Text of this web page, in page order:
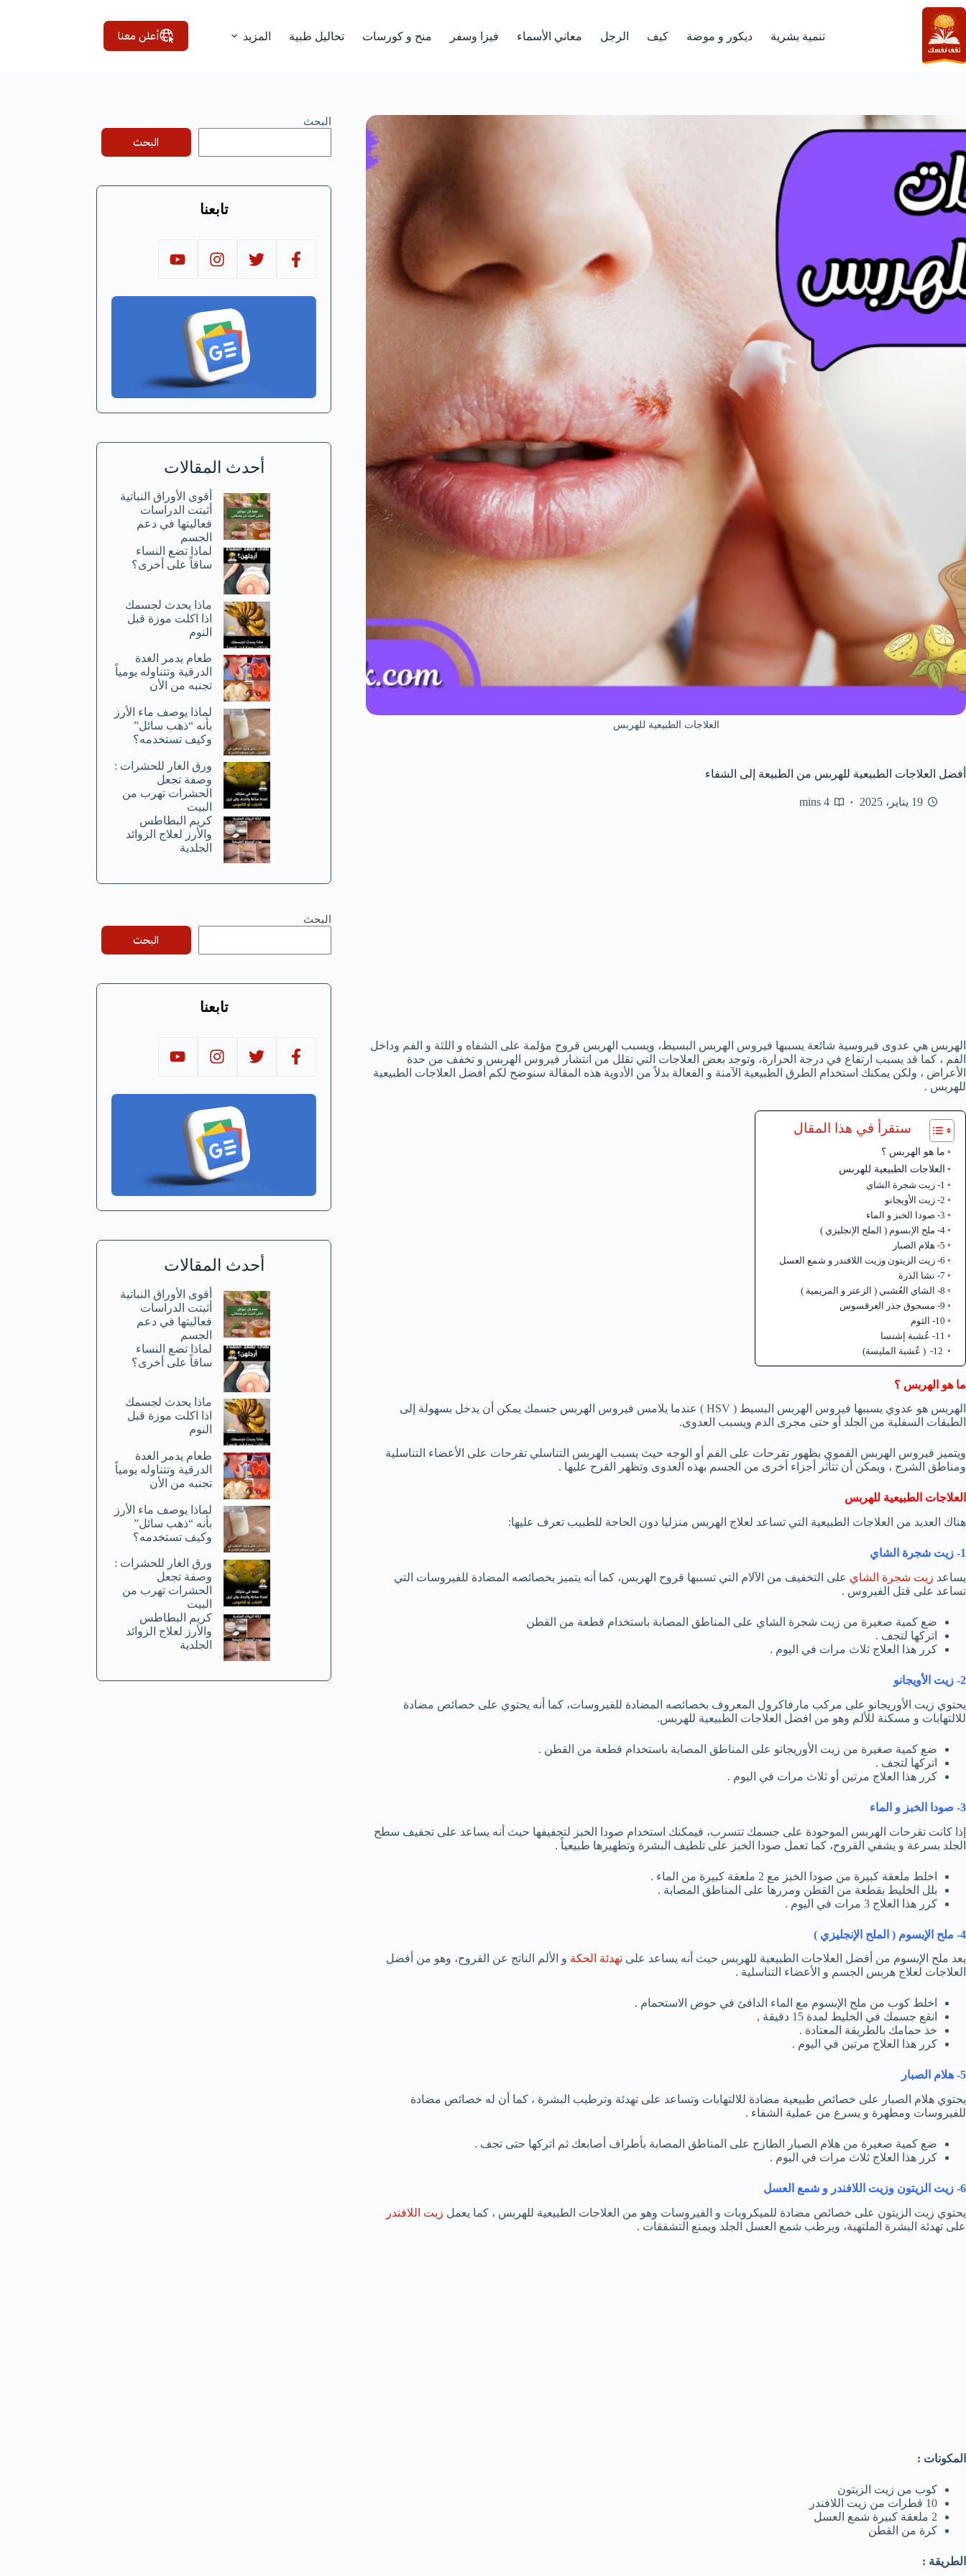
التجاوز
إلى
المحتوى
تنمية بشرية ديكور و موضة كيف الرجل معاني الأسماء فيزا وسفر منح و كورسات تحاليل طبية المزيد أعلن معنا
العلاجات الطبيعية للهربس
أفضل العلاجات الطبيعية للهربس من الطبيعة إلى الشفاء
19 يناير، 2025 4 mins
الهربس هي عدوى فيروسية شائعة يسببها فيروس الهربس البسيط، ويسبب الهربس قروح مؤلمة على الشفاه و اللثة و الفم وداخل
الفم ، كما قد يسبب ارتفاع في درجة الحرارة، وتوجد بعض العلاجات التي تقلل من انتشار فيروس الهربس و تخفف من حدة
الأعراض ، ولكن يمكنك استخدام الطرق الطبيعية الآمنة و الفعالة بدلاً من الأدوية هذه المقالة سنوضح لكم أفضل العلاجات الطبيعية
للهربس .
ستقرأ في هذا المقال
ما هو الهربس ؟
العلاجات الطبيعية للهربس
1- زيت شجرة الشاي
2- زيت الأويجانو
3- صودا الخبز و الماء
4- ملح الإبسوم ( الملح الإنجليزي )
5- هلام الصبار
6- زيت الزيتون وزيت اللافندر و شمع العسل
7- نشا الذرة
8- الشاي العُشبي ( الزعتر و المريمية )
9- مسحوق جذر العرقسوس
10- الثوم
11- عُشبة إشنسا
ما هو الهربس ؟
الهربس هو عدوي يسببها فيروس الهربس البسيط ( HSV ) عندما يلامس فيروس الهربس جسمك يمكن أن يدخل بسهولة إلى
الطبقات السفلية من الجلد أو حتى مجرى الدم ويسبب العدوى.
ويتميز فيروس الهربس الفموي بظهور تقرحات على الفم أو الوجه حيث يسبب الهربس التناسلي تقرحات على الأعضاء التناسلية
ومناطق الشرج ، ويمكن أن تتأثر أجزاء أخرى من الجسم بهذه العدوى وتظهر القرح عليها .
العلاجات الطبيعية للهربس
هناك العديد من العلاجات الطبيعية التي تساعد لعلاج الهربس منزليا دون الحاجة للطبيب تعرف عليها:
1- زيت شجرة الشاي
يساعد زيت شجرة الشاي على التخفيف من الآلام التي تسببها قروح الهربس، كما أنه يتميز بخصائصه المضادة للفيروسات التي
تساعد على قتل الفيروس .
ضع كمية صغيرة من زيت شجرة الشاي على المناطق المصابة باستخدام قطعة من القطن
اتركها لتجف .
كرر هذا العلاج ثلاث مرات في اليوم .
2- زيت الأويجانو
يحتوي زيت الأوريجانو على مركب مارفاكرول المعروف بخصائصه المضادة للفيروسات، كما أنه يحتوي على خصائص مضادة
للالتهابات و مسكنة للألم وهو من افضل العلاجات الطبيعية للهربس.
ضع كمية صغيرة من زيت الأوريجانو على المناطق المصابة باستخدام قطعة من القطن .
اتركها لتجف .
كرر هذا العلاج مرتين أو ثلاث مرات في اليوم .
3- صودا الخبز و الماء
إذا كانت تقرحات الهربس الموجودة على جسمك تتسرب، فيمكنك استخدام صودا الخبز لتجفيفها حيث أنه يساعد على تجفيف سطح
الجلد بسرعة و يشفي القروح، كما تعمل صودا الخبز على تلطيف البشرة وتطهيرها طبيعياً .
اخلط ملعقة كبيرة من صودا الخبز مع 2 ملعقة كبيرة من الماء .
بلل الخليط بقطعة من القطن ومررها على المناطق المصابة .
كرر هذا العلاج 3 مرات في اليوم .
4- ملح الإبسوم ( الملح الإنجليزي )
يعد ملح الإبسوم من أفضل العلاجات الطبيعية للهربس حيث أنه يساعد على تهدئة الحكة و الألم الناتج عن القروح، وهو من أفضل
العلاجات لعلاج هربس الجسم و الأعضاء التناسلية .
اخلط كوب من ملح الإبسوم مع الماء الدافئ في حوض الاستحمام .
انقع جسمك في الخليط لمدة 15 دقيقة ,
خذ حمامك بالطريقة المعتادة .
كرر هذا العلاج مرتين في اليوم .
5- هلام الصبار
يحتوي هلام الصبار على خصائص طبيعية مضادة للالتهابات وتساعد على تهدئة وترطيب البشرة ، كما أن له خصائص مضادة
للفيروسات ومطهرة و يسرع من عملية الشفاء .
ضع كمية صغيرة من هلام الصبار الطازج على المناطق المصابة بأطراف أصابعك ثم اتركها حتى تجف .
كرر هذا العلاج ثلاث مرات في اليوم .
6- زيت الزيتون وزيت اللافندر و شمع العسل
يحتوي زيت الزيتون على خصائص مضادة للميكروبات و الفيروسات وهو من العلاجات الطبيعية للهربس ، كما يعمل زيت اللافندر
على تهدئة البشرة الملتهبة، ويرطب شمع العسل الجلد ويمنع التشققات .
المكونات :
كوب من زيت الزيتون
10 قطرات من زيت اللافندر
2 ملعقة كبيرة شمع العسل
كرة من القطن
الطريقة :
البحث
البحث
تابعنا
أحدث المقالات
أقوى الأوراق النباتية
أثبتت الدراسات
فعاليتها في دعم
الجسم
لماذا تضع النساء
ساقاً على أخرى؟
ماذا يحدث لجسمك
اذا اكلت موزة قبل
النوم
طعام يدمر الغدة
الدرقية وتتناوله يومياً
تجنبه من الأن
لماذا يوصف ماء الأرز
بأنه “ذهب سائل”
وكيف تستخدمه؟
ورق الغار للحشرات :
وصفة تجعل
الحشرات تهرب من
البيت
كريم البطاطس
والأرز لعلاج الزوائد
الجلدية
البحث
البحث
تابعنا
أحدث المقالات
أقوى الأوراق النباتية
أثبتت الدراسات
فعاليتها في دعم
الجسم
لماذا تضع النساء
ساقاً على أخرى؟
ماذا يحدث لجسمك
اذا اكلت موزة قبل
النوم
طعام يدمر الغدة
الدرقية وتتناوله يومياً
تجنبه من الأن
لماذا يوصف ماء الأرز
بأنه “ذهب سائل”
وكيف تستخدمه؟
ورق الغار للحشرات :
وصفة تجعل
الحشرات تهرب من
البيت
كريم البطاطس
والأرز لعلاج الزوائد
الجلدية